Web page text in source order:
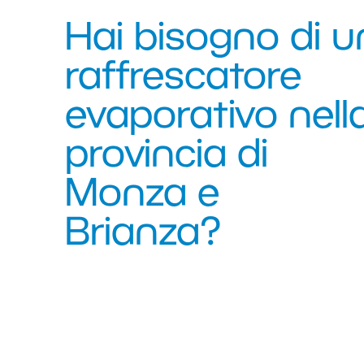
Hai bisogno di
raffrescatore
evaporativo
provincia di
Monza e
Brianza?